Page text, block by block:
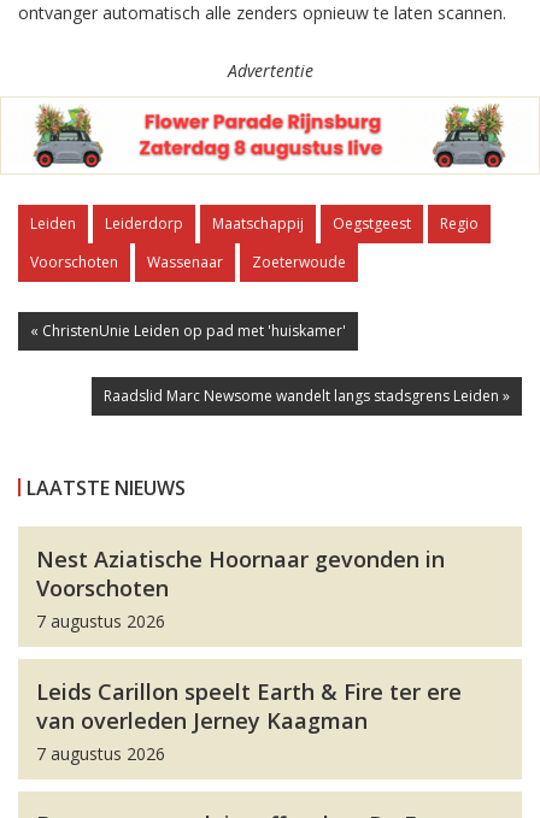
ontvanger automatisch alle zenders opnieuw te laten scannen.
Advertentie
Leiden Leiderdorp Maatschappij Oegstgeest
Regio
Voorschoten
Wassenaar Zoeterwoude
« ChristenUnie Leiden op pad met 'huiskamer'
Raadslid Marc Newsome wandelt langs stadsgrens Leiden »
LAATSTE NIEUWS
Nest Aziatische Hoornaar gevonden in
Voorschoten
7 augustus 2026
Leids Carillon speelt Earth & Fire ter ere
van overleden Jerney Kaagman
7 augustus 2026